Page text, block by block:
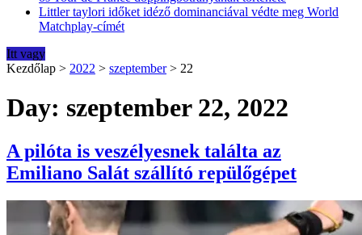
Littler taylori időket idéző dominanciával védte meg World
Matchplay-címét
Itt vagy
Kezdőlap > 2022 > szeptember > 22
Day: szeptember 22, 2022
A pilóta is veszélyesnek találta az
Emiliano Salát szállító repülőgépet